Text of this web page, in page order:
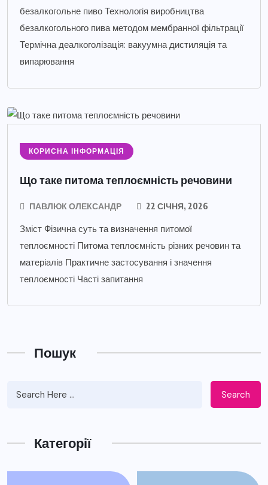
безалкогольне пиво Технологія виробництва
безалкогольного пива методом мембранної фільтрації
Термічна деалкоголізація: вакуумна дистиляція та
випарювання
КОРИСНА ІНФОРМАЦІЯ
Що таке питома теплоємність речовини
ПАВЛЮК ОЛЕКСАНДР 22 СІЧНЯ, 2026
Зміст Фізична суть та визначення питомої
теплоємності Питома теплоємність різних речовин та
матеріалів Практичне застосування і значення
теплоємності Часті запитання
Пошук
Search
Категорії